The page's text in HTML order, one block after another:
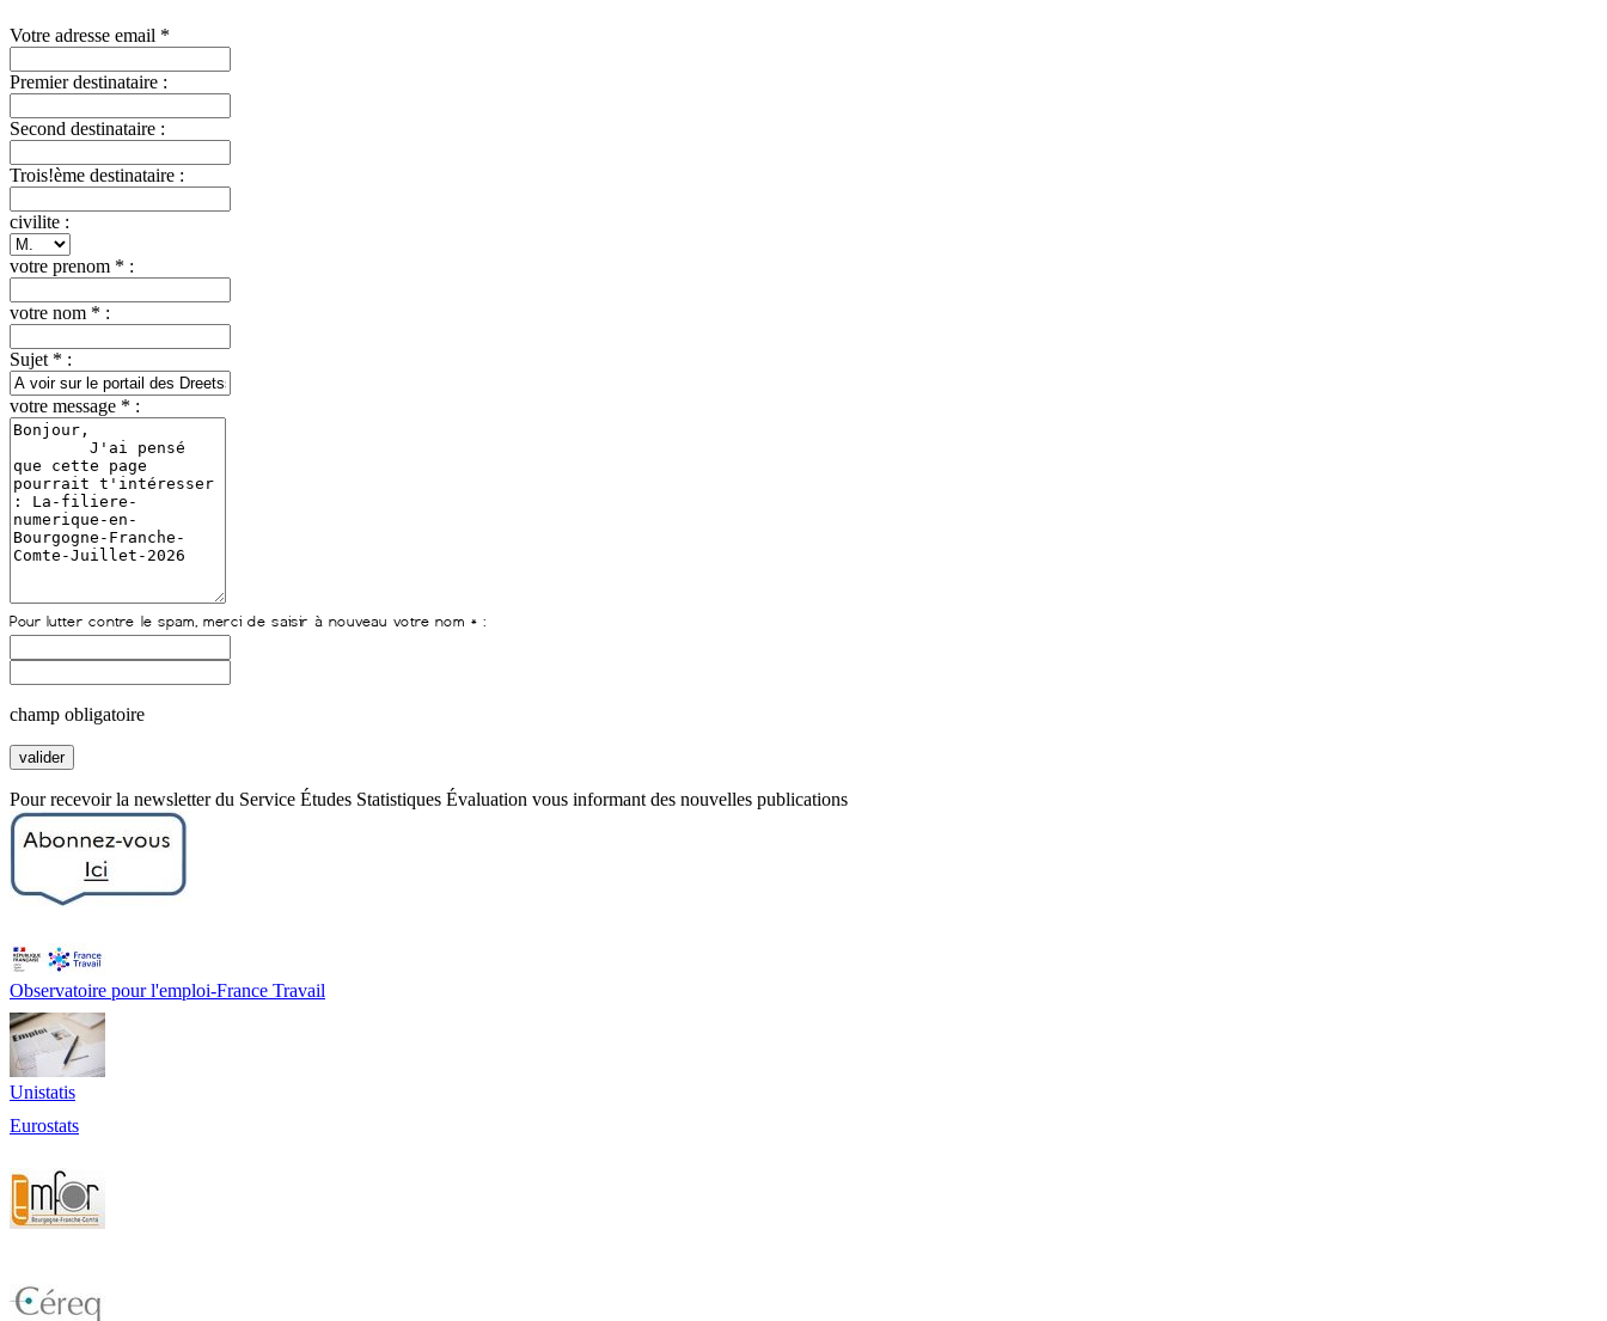
Votre adresse email *
Premier destinataire :
Second destinataire :
Trois!ème destinataire :
civilite :
votre prenom * :
votre nom * :
Sujet * :
votre message * :
champ obligatoire
Pour recevoir la newsletter du Service Études Statistiques Évaluation vous informant des nouvelles publications
Observatoire pour l'emploi-France Travail
Unistatis
Eurostats